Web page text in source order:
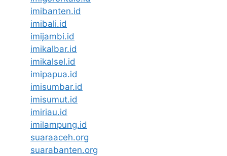
imibanten.id
imibali.id
imijambi.id
imikalbar.id
imikalsel.id
imipapua.id
imisumbar.id
imisumut.id
imiriau.id
imilampung.id
suaraaceh.org
suarabanten.org